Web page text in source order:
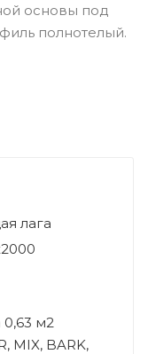
основы под
полнотелый.
лага
0,63 м2
MIX, BARK,